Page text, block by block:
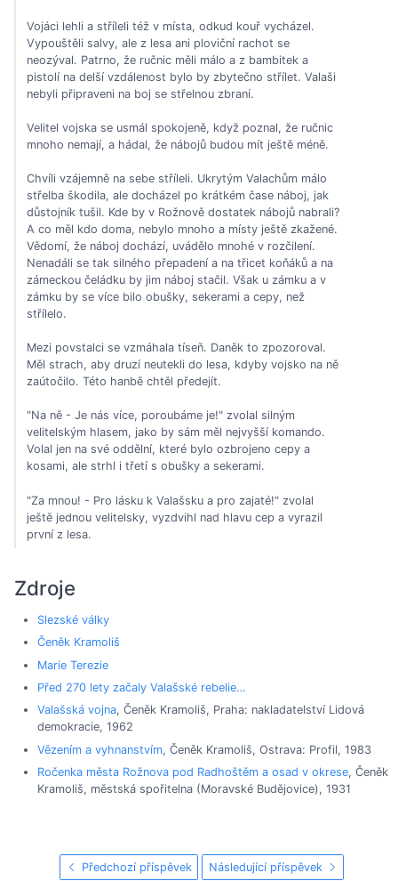
Vojáci lehli a stříleli též v místa, odkud kouř vycházel.
Vypouštěli salvy, ale z lesa ani ploviční rachot se
neozýval. Patrno, že ručnic měli málo a z bambitek a
pistolí na delší vzdálenost bylo by zbytečno střílet. Valaši
nebyli připraveni na boj se střelnou zbraní.
Velitel vojska se usmál spokojeně, když poznal, že ručnic
mnoho nemají, a hádal, že nábojů budou mít ještě méně.
Chvíli vzájemně na sebe stříleli. Ukrytým Valachům málo
střelba škodila, ale docházel po krátkém čase náboj, jak
důstojník tušil. Kde by v Rožnově dostatek nábojů nabrali?
A co měl kdo doma, nebylo mnoho a místy ještě zkažené.
Vědomí, že náboj dochází, uvádělo mnohé v rozčilení.
Nenadáli se tak silného přepadení a na třicet koňáků a na
zámeckou čeládku by jim náboj stačil. Však u zámku a v
zámku by se více bilo obušky, sekerami a cepy, než
střílelo.
Mezi povstalci se vzmáhala tíseň. Daněk to zpozoroval.
Měl strach, aby druzí neutekli do lesa, kdyby vojsko na ně
zaútočilo. Této hanbě chtěl předejít.
"Na ně - Je nás více, poroubáme je!" zvolal silným
velitelským hlasem, jako by sám měl nejvyšší komando.
Volal jen na své oddělní, které bylo ozbrojeno cepy a
kosami, ale strhl i třetí s obušky a sekerami.
"Za mnou! - Pro lásku k Valašsku a pro zajaté!" zvolal
ještě jednou velitelsky, vyzdvihl nad hlavu cep a vyrazil
první z lesa.
Zdroje
Slezské války
Čeněk Kramoliš
Marie Terezie
Před 270 lety začaly Valašské rebelie…
Valašská vojna, Čeněk Kramoliš, Praha: nakladatelství Lidová
demokracie, 1962
Vězením a vyhnanstvím, Čeněk Kramoliš, Ostrava: Profil, 1983
Ročenka města Rožnova pod Radhoštěm a osad v okrese, Čeněk
Kramoliš, městská spořitelna (Moravské Budějovice), 1931
Předchozí příspěvek Následující příspěvek